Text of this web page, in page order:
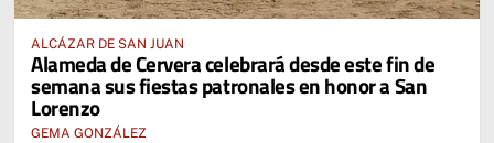
ALCÁZAR DE SAN JUAN
Alameda de Cervera celebrará desde este fin de
semana sus fiestas patronales en honor a San
Lorenzo
GEMA GONZÁLEZ